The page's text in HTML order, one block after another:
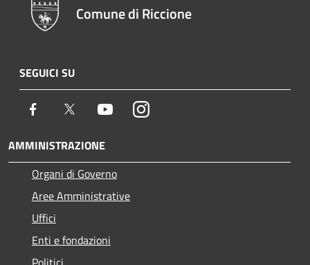
Comune di Riccione
SEGUICI SU
Facebook Twitter YoutubeInstagram
AMMINISTRAZIONE
Organi di Governo
Aree Amministrative
Uffici
Enti e fondazioni